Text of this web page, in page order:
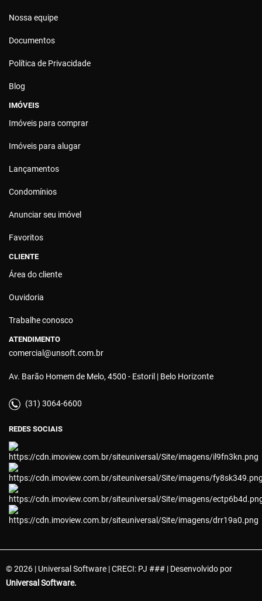
Nossa equipe
Documentos
Política de Privacidade
Blog
IMÓVEIS
Imóveis para comprar
Imóveis para alugar
Lançamentos
Condomínios
Anunciar seu imóvel
Favoritos
CLIENTE
Área do cliente
Ouvidoria
Trabalhe conosco
ATENDIMENTO
comercial@unsoft.com.br
Av. Barão Homem de Melo, 4500 - Estoril | Belo Horizonte
(31) 3064-6600
REDES SOCIAIS
© 2026 | Universal Software | CRECI: PJ ### | Desenvolvido por
Universal Software.